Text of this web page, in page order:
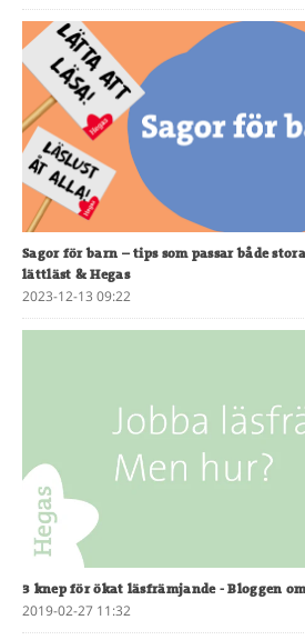
Sagor för barn – tips som passar både
lättläst & Hegas
2023-12-13 09:22
3 knep för ökat läsfrämjande- Bloggen
2019-02-27 11:32